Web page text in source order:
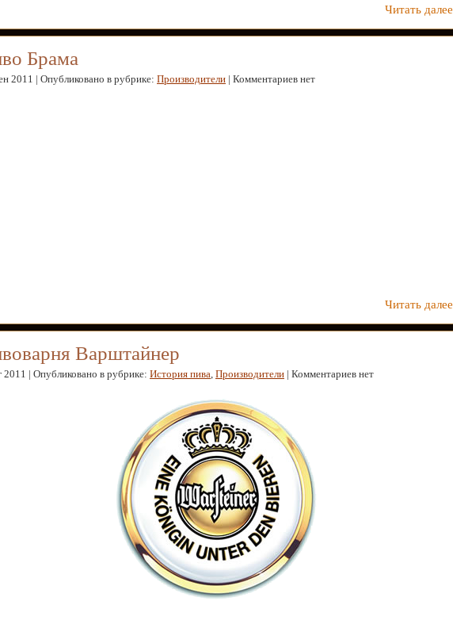
Читать далее
Брама
2011 | Опубликовано в рубрике: Производители | Комментариев нет
Читать далее
Варштайнер
2011 | Опубликовано в рубрике: История пива, Производители | Комментариев нет